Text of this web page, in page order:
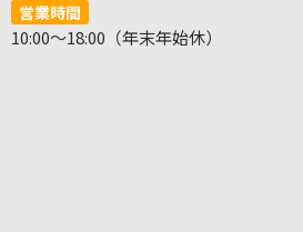
営業時間
10:00～18:00（年末年始休）